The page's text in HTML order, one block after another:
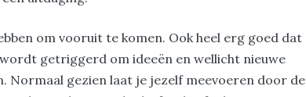
om vooruit te komen. Ook heel erg goed dat
getriggerd om ideeën en wellicht nieuwe
Normaal gezien laat je jezelf meevoeren door de